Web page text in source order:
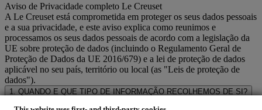
Aviso de Privacidade completo Le Creuset
A Le Creuset está comprometida em proteger os seus dados pessoais
e a sua privacidade, e este aviso explica como reunimos e
processamos os seus dados pessoais de acordo com a legislação da
UE sobre proteção de dados (incluindo o Regulamento Geral de
Proteção de Dados da UE 2016/679) e a lei de proteção de dados
aplicável no seu país, território ou local (as "Leis de proteção de
dados").
1. QUANDO E QUE TIPO DE INFORMAÇÃO RECOLHEMOS DE SI?